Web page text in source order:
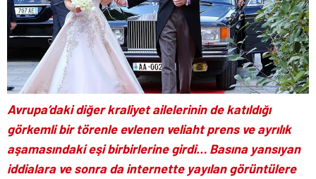
Avrupa’daki diğer kraliyet ailelerinin de katıldığı
görkemli bir törenle evlenen veliaht prens ve ayrılık
aşamasındaki eşi birbirlerine girdi… Basına yansıyan
iddialara ve sonra da internette yayılan görüntülere